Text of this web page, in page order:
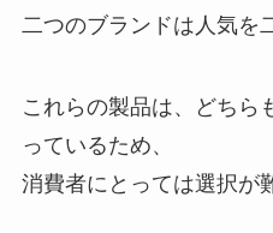
二つのブランドは人気を
これらの製品は、どちら
っているため、
消費者にとっては選択が